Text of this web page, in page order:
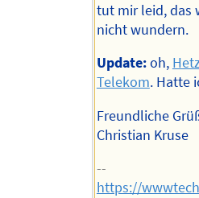
tut mir leid, das
nicht wundern.
Update:oh,
Telekom. Hatte
Freundliche
Christian Kruse
--
https://